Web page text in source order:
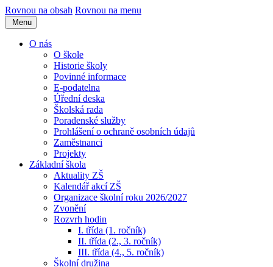
Rovnou na obsah Rovnou na menu
Menu
O nás
O škole
Historie školy
Povinné informace
E-podatelna
Úřední deska
Školská rada
Poradenské služby
Prohlášení o ochraně osobních údajů
Zaměstnanci
Projekty
Základní škola
Aktuality ZŠ
Kalendář akcí ZŠ
Organizace školní roku 2026/2027
Zvonění
Rozvrh hodin
I. třída (1. ročník)
II. třída (2., 3. ročník)
III. třída (4., 5. ročník)
Školní družina